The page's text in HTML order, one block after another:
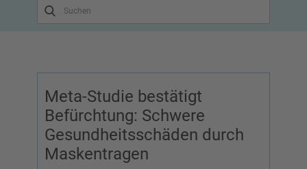
Meta-Studie bestätigt
Befürchtung: Schwere
Gesundheitsschäden durch
Maskentragen